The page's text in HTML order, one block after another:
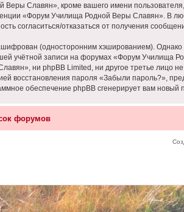
Славян», кроме вашего имени
«Форум Училища Родной Веры Славян». В
согласиться/отказаться от получения
(односторонним хэшированием). Однако
учётной записи на форумах «Форум Училища
ни phpBB Limited, ни другое третье лицо
восстановления пароля «Забыли пароль?»,
обеспечение phpBB сгенерирует вам новый
форумов